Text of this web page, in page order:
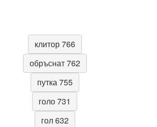
клитор 766
обръснат 762
путка 755
голо 731
гол 632